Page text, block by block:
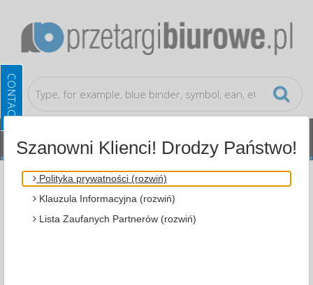
Presentation Display Cases
Szanowni Klienci! Drodzy Państwo!
Polityka prywatności (rozwiń)
Klauzula Informacyjna (rozwiń)
Lista Zaufanych Partnerów (rozwiń)